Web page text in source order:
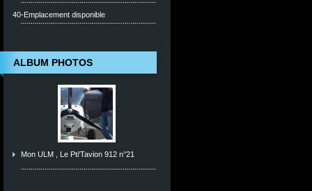
40-Emplacement disponible
ALBUM PHOTOS
Mon ULM , Le Pti'Tavion 912 n°21